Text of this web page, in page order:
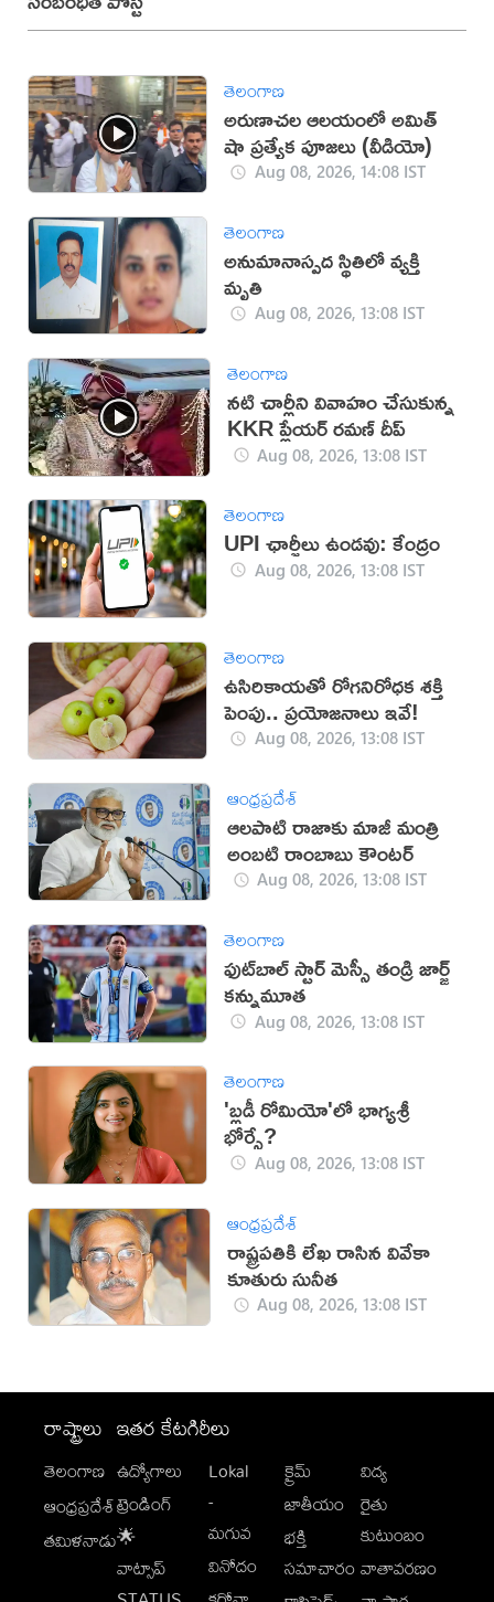
తెలంగాణ
అరుణాచల ఆలయంలో అమిత్
షా ప్రత్యేక పూజలు (వీడియో)
Aug 08, 2026, 14:08 IST
తెలంగాణ
అనుమానాస్పద స్థితిలో వ్యక్తి
మృతి
Aug 08, 2026, 13:08 IST
తెలంగాణ
నటి చార్లీని వివాహం చేసుకున్న
KKR ప్లేయర్ రమణ్ దీప్
Aug 08, 2026, 13:08 IST
తెలంగాణ
UPI ఛార్జీలు ఉండవు: కేంద్రం
Aug 08, 2026, 13:08 IST
తెలంగాణ
ఉసిరికాయతో రోగనిరోధక శక్తి
పెంపు.. ప్రయోజనాలు ఇవే!
Aug 08, 2026, 13:08 IST
ఆంధ్రప్రదేశ్
ఆలపాటి రాజాకు మాజీ మంత్రి
అంబటి రాంబాబు కౌంటర్‌
Aug 08, 2026, 13:08 IST
తెలంగాణ
ఫుట్‌బాల్ స్టార్ మెస్సీ తండ్రి జార్జ్
కన్నుమూత
Aug 08, 2026, 13:08 IST
తెలంగాణ
'బ్లడీ రోమియో'లో భాగ్యశ్రీ
భోర్సే?
Aug 08, 2026, 13:08 IST
ఆంధ్రప్రదేశ్
రాష్ట్రపతికి లేఖ రాసిన వివేకా
కూతురు సునీత
Aug 08, 2026, 13:08 IST
రాష్ట్రాలు
తెలంగాణ
ఆంధ్రప్రదేశ్
తమిళనాడు
ఇతర కేటగిరీలు
ఉద్యోగాలు
ట్రెండింగ్
🌟
వాట్సాప్
Lokal
-
మగువ
వినోదం
క్రైమ్
జాతీయం
భక్తి
సమాచారం
విద్య
రైతు
కుటుంబం
వాతావరణం